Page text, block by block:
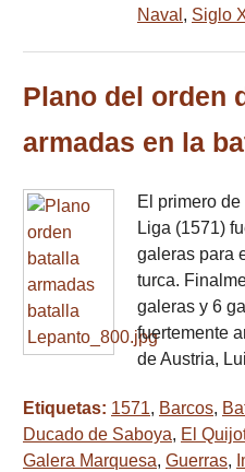
Naval , Siglo
Plano del orden
armadas en la
El primero
Liga (1571)
galeras para
turca.
galeras y 6
fuertemente
de Austria,
Etiquetas: 1571, Barcos,
Ducado de Saboya, El
Galera Marquesa, Guerras,